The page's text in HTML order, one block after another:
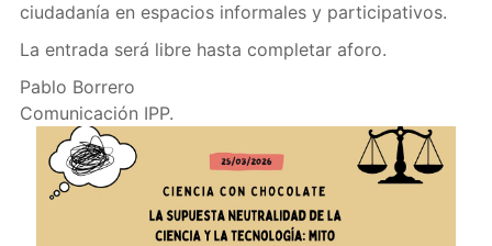
ciudadanía en espacios informales y participativos.
La entrada será libre hasta completar aforo.
Pablo Borrero
Comunicación IPP.